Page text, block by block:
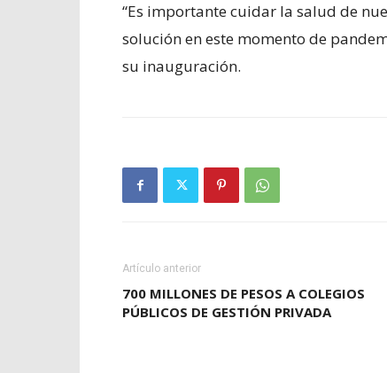
“Es importante cuidar la salud de
solución en este momento de
su inauguración.
Artículo anterior
700 MILLONES DE PESOS A COLEGIOS
PÚBLICOS DE GESTIÓN PRIVADA